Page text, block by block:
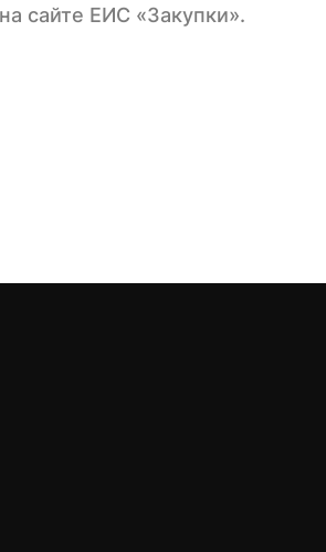
сайте ЕИС «Закупки».